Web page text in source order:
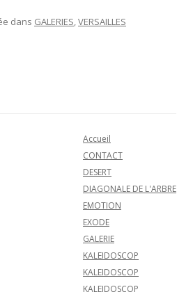
dans GALERIES,VERSAILLES
Accueil
CONTACT
DESERT
DIAGONALE DE L'ARBRE
EMOTION
EXODE
GALERIE
KALEIDOSCOP
KALEIDOSCOP
KALEIDOSCOP